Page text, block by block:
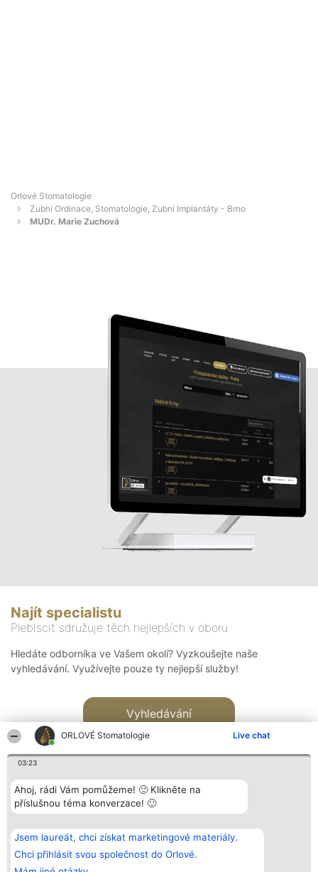
ORLOVÉ Stomatologie Live chat
03:23
Ahoj, rádi Vám pomůžeme! 🙂 Klikněte na
příslušnou téma konverzace! 🙂
Jsem laureát, chci získat marketingové materiály.
Chci přihlásit svou společnost do Orlové.
Orlové Stomatologie
Zubní Ordinace, Stomatologie, Zubní Implantáty - Brno
MUDr. Marie Zuchová
Najít specialistu
Plebiscit sdružuje těch nejlepších v oboru
Hledáte odborníka ve Vašem okolí? Vyzkoušejte naše
vyhledávání. Využívejte pouze ty nejlepší služby!
Vyhledávání
Bright Side Solutions sp. z o.
o. sp. k.
ul. Ruska 22
Wrocław 50-079
Vítězové
Seznam všech
laureátů
Zásady
Kontakt